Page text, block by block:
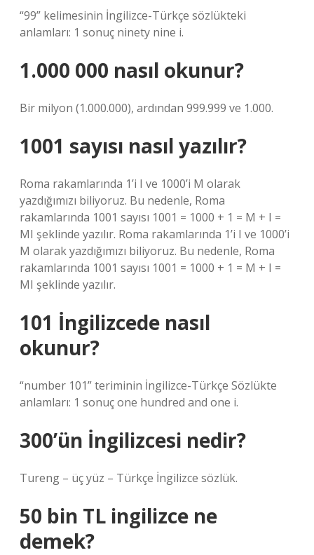
“99” kelimesinin İngilizce-Türkçe sözlükteki
anlamları: 1 sonuç ninety nine i.
1.000 000 nasıl okunur?
Bir milyon (1.000.000), ardından 999.999 ve 1.000.
1001 sayısı nasıl yazılır?
Roma rakamlarında 1’i I ve 1000’i M olarak
yazdığımızı biliyoruz. Bu nedenle, Roma
rakamlarında 1001 sayısı 1001 = 1000 + 1 = M + I =
MI şeklinde yazılır. Roma rakamlarında 1’i I ve 1000’i
M olarak yazdığımızı biliyoruz. Bu nedenle, Roma
rakamlarında 1001 sayısı 1001 = 1000 + 1 = M + I =
MI şeklinde yazılır.
101 İngilizcede nasıl
okunur?
“number 101” teriminin İngilizce-Türkçe Sözlükte
anlamları: 1 sonuç one hundred and one i.
300’ün İngilizcesi nedir?
Tureng – üç yüz – Türkçe İngilizce sözlük.
50 bin TL ingilizce ne
demek?